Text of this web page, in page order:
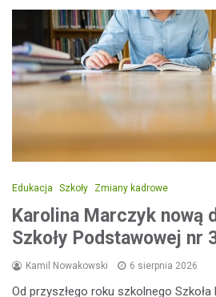
Edukacja Szkoły Zmiany kadrowe
Karolina Marczyk nową
Szkoły Podstawowej nr
Kamil Nowakowski 6 sierpnia 2026
Od przyszłego roku szkolnego